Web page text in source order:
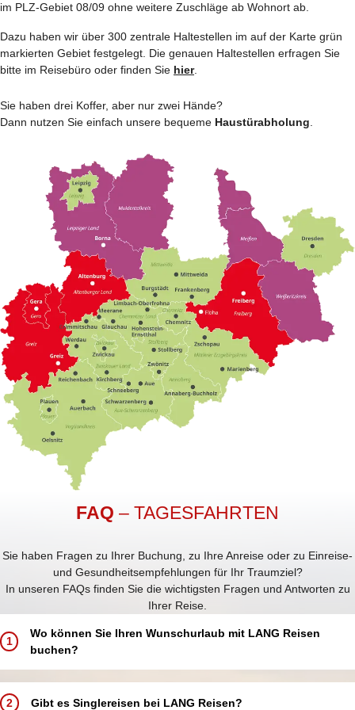
im PLZ-Gebiet 08/09 ohne weitere Zuschläge ab Wohnort ab.
Dazu haben wir über 300 zentrale Haltestellen im auf der Karte grün
markierten Gebiet festgelegt. Die genauen Haltestellen erfragen Sie
bitte im Reisebüro oder finden Sie hier.
Sie haben drei Koffer, aber nur zwei Hände?
Dann nutzen Sie einfach unsere bequeme Haustürabholung.
FAQ – TAGESFAHRTEN
Sie haben Fragen zu Ihrer Buchung, zu Ihre Anreise oder zu Einreise-
und Gesundheitsempfehlungen für Ihr Traumziel?
In unseren FAQs finden Sie die wichtigsten Fragen und Antworten zu
Ihrer Reise.
1
Wo können Sie Ihren Wunschurlaub mit LANG Reisen
buchen?
Buchen Sie Ihren Traumurlaub ganz einfach und bequem:
In einem unserer 5 LANG Reisebüros in Annaberg-Buchholz, Aue,
2 Gibt es Singlereisen bei LANG Reisen?